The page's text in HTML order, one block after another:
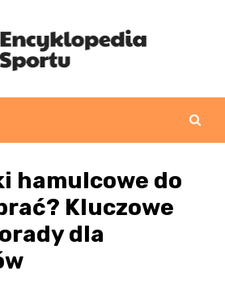
hamulcowe do
Kluczowe
dla